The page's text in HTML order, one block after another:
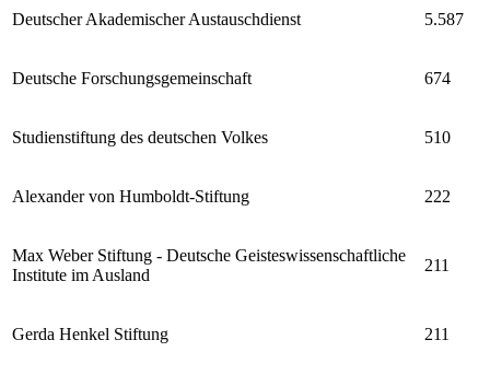
Deutscher Akademischer Austauschdienst 5.587
Deutsche Forschungsgemeinschaft 674
Studienstiftung des deutschen Volkes 510
Alexander von Humboldt-Stiftung 222
Max Weber Stiftung - Deutsche Geisteswissenschaftliche
Institute im Ausland
211
Gerda Henkel Stiftung 211